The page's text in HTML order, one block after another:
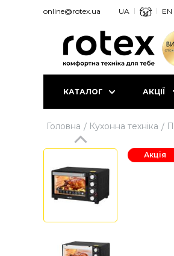
online@rotex.ua UA EN
КАТАЛОГ АКЦІЇ
Головна Кухонна техніка
Акція